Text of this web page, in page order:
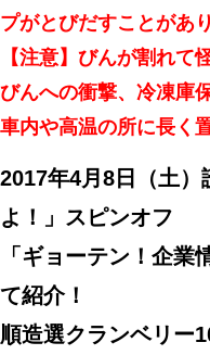
プがとびだすことがあ
【注意】びんが割れて
びんへの衝撃、冷凍庫
車内や高温の所に長く
2017年4月8日（土）
よ！」スピンオフ
「ギョーテン！企業
て紹介！
順造選クランベリー